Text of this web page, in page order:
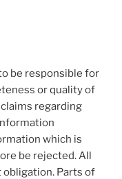
be responsible for
or quality of
regarding
which is
be rejected. All
Parts of